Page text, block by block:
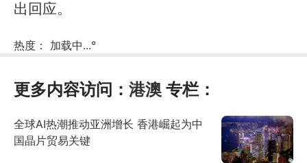
出回应。
热度： 加载中...°
更多内容访问： 港澳 专栏：
全球AI热潮推动亚洲增长 香港崛起为中
国晶片贸易关键